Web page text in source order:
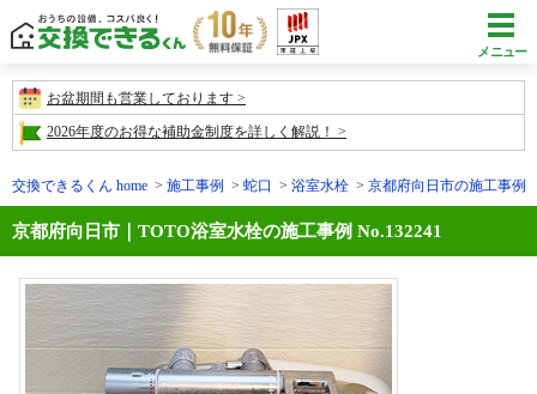
メニュー
お盆期間も営業しております
2026年度のお得な補助金制度を詳しく解説！
交換できるくん home 施工事例 蛇口 浴室水栓 京都府向日市の施工事例
京都府向日市｜TOTO浴室水栓の施工事例 No.132241